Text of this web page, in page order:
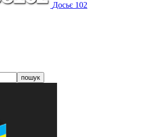
Досьє 102